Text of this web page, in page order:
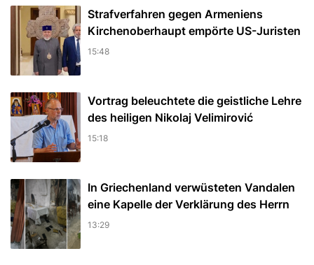
Strafverfahren gegen Armeniens
Kirchenoberhaupt empörte US-Juristen
15:48
Vortrag beleuchtete die geistliche Lehre
des heiligen Nikolaj Velimirović
15:18
In Griechenland verwüsteten Vandalen
eine Kapelle der Verklärung des Herrn
13:29